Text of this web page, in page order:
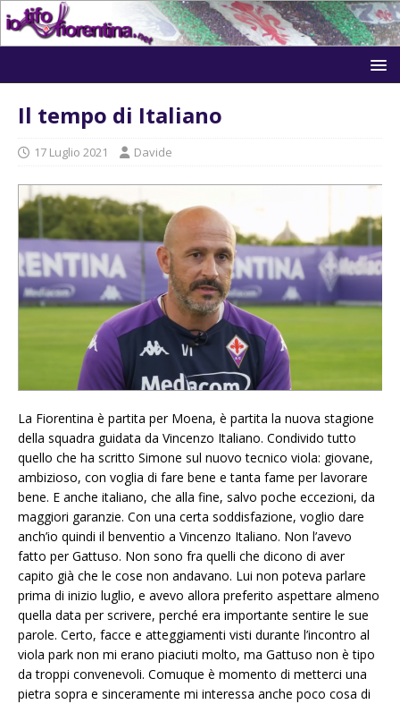
Il tempo di Italiano
17 Luglio 2021 Davide
La Fiorentina è partita per Moena, è partita la nuova stagione
della squadra guidata da Vincenzo Italiano. Condivido tutto
quello che ha scritto Simone sul nuovo tecnico viola: giovane,
ambizioso, con voglia di fare bene e tanta fame per lavorare
bene. E anche italiano, che alla fine, salvo poche eccezioni, da
maggiori garanzie. Con una certa soddisfazione, voglio dare
anch’io quindi il benventio a Vincenzo Italiano. Non l’avevo
fatto per Gattuso. Non sono fra quelli che dicono di aver
capito già che le cose non andavano. Lui non poteva parlare
prima di inizio luglio, e avevo allora preferito aspettare almeno
quella data per scrivere, perché era importante sentire le sue
parole. Certo, facce e atteggiamenti visti durante l’incontro al
viola park non mi erano piaciuti molto, ma Gattuso non è tipo
da troppi convenevoli. Comuque è momento di metterci una
pietra sopra e sinceramente mi interessa anche poco cosa di